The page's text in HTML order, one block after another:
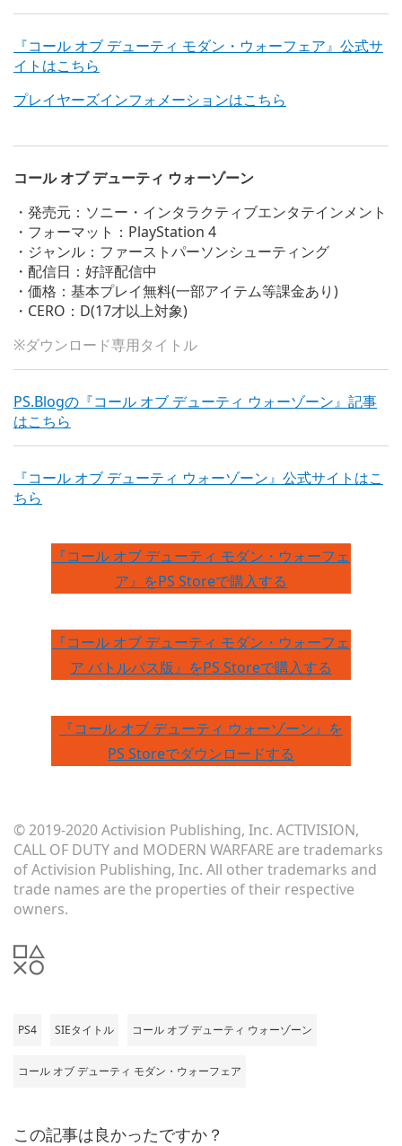
『コール オブ デューティ モダン・ウォーフェア』公式サ
イトはこちら
プレイヤーズインフォメーションはこちら
コール オブ デューティ ウォーゾーン
・発売元：ソニー・インタラクティブエンタテインメント
・フォーマット：PlayStation 4
・ジャンル：ファーストパーソンシューティング
・配信日：好評配信中
・価格：基本プレイ無料(一部アイテム等課金あり)
・CERO：D(17才以上対象)
※ダウンロード専用タイトル
PS.Blogの『コール オブ デューティ ウォーゾーン』記事
はこちら
『コール オブ デューティ ウォーゾーン』公式サイトはこ
ちら
『コール オブ デューティ モダン・ウォーフェ
ア』をPS Storeで購入する
『コール オブ デューティ モダン・ウォーフェ
ア バトルパス版』をPS Storeで購入する
『コール オブ デューティ ウォーゾーン』を
PS Storeでダウンロードする
© 2019-2020 Activision Publishing, Inc. ACTIVISION,
CALL OF DUTY and MODERN WARFARE are trademarks
of Activision Publishing, Inc. All other trademarks and
trade names are the properties of their respective
owners.
PS4 SIEタイトル コール オブ デューティ ウォーゾーン
コール オブ デューティ モダン・ウォーフェア
この記事は良かったですか？